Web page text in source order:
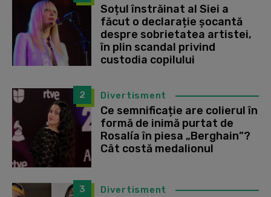
Soțul înstrăinat al Siei a
făcut o declarație șocantă
despre sobrietatea artistei,
în plin scandal privind
custodia copilului
2 Divertisment
Ce semnificație are colierul în
formă de inimă purtat de
Rosalía în piesa „Berghain”?
Cât costă medalionul
3 Divertisment